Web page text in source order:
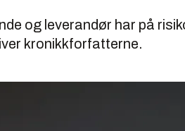
og leverandør har på
kronikkforfatterne.